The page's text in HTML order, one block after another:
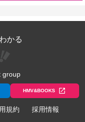
かる
group
HMV&BOOKS
規約 採用情報